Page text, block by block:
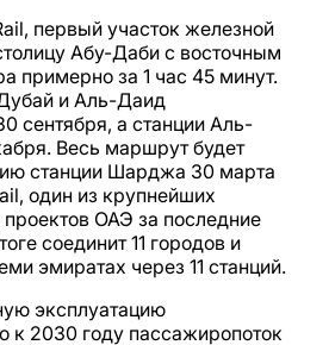
первый участок железной
Абу-Даби с восточным
примерно за 1 час 45 минут.
и Аль-Даид
сентября, а станции Аль-
Весь маршрут будет
станции Шарджа 30 марта
один из крупнейших
ОАЭ за последние
соединит 11 городов и
эмиратах через 11 станций.
эксплуатацию
к 2030 году пассажиропоток